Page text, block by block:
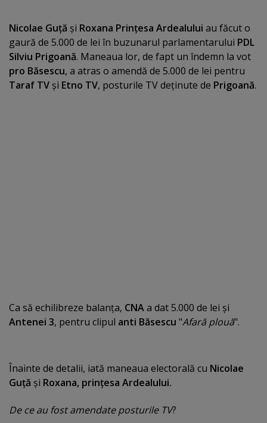
Nicolae Guţă şi Roxana Prinţesa Ardealului au făcut o
gaură de 5.000 de lei în buzunarul parlamentarului PDL
Silviu Prigoană. Maneaua lor, de fapt un îndemn la vot
pro Băsescu, a atras o amendă de 5.000 de lei pentru
Taraf TV şi Etno TV, posturile TV deţinute de Prigoană.
Ca să echilibreze balanţa, CNAa dat 5.000 de lei şi
Antenei 3, pentru clipul anti Băsescu "Afară plouă".
Înainte de detalii, iată maneaua electorală cu Nicolae
Guţă şi Roxana, prinţesa Ardealului.
De ce au fost amendate posturile TV?